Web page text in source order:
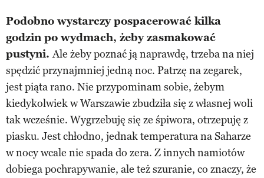
Podobno wystarczy pospacerować kilka
godzin po wydmach, żeby zasmakować
pustyni.Ale żeby poznać ją naprawdę, trzeba na niej
spędzić przynajmniej jedną noc. Patrzę na zegarek,
jest piąta rano. Nie przypominam sobie, żebym
kiedykolwiek w Warszawie zbudziła się z własnej woli
tak wcześnie. Wygrzebuję się ze śpiwora, otrzepuję z
piasku. Jest chłodno, jednak temperatura na Saharze
w nocy wcale nie spada do zera. Z innych namiotów
dobiega pochrapywanie, ale też szuranie, co znaczy, że